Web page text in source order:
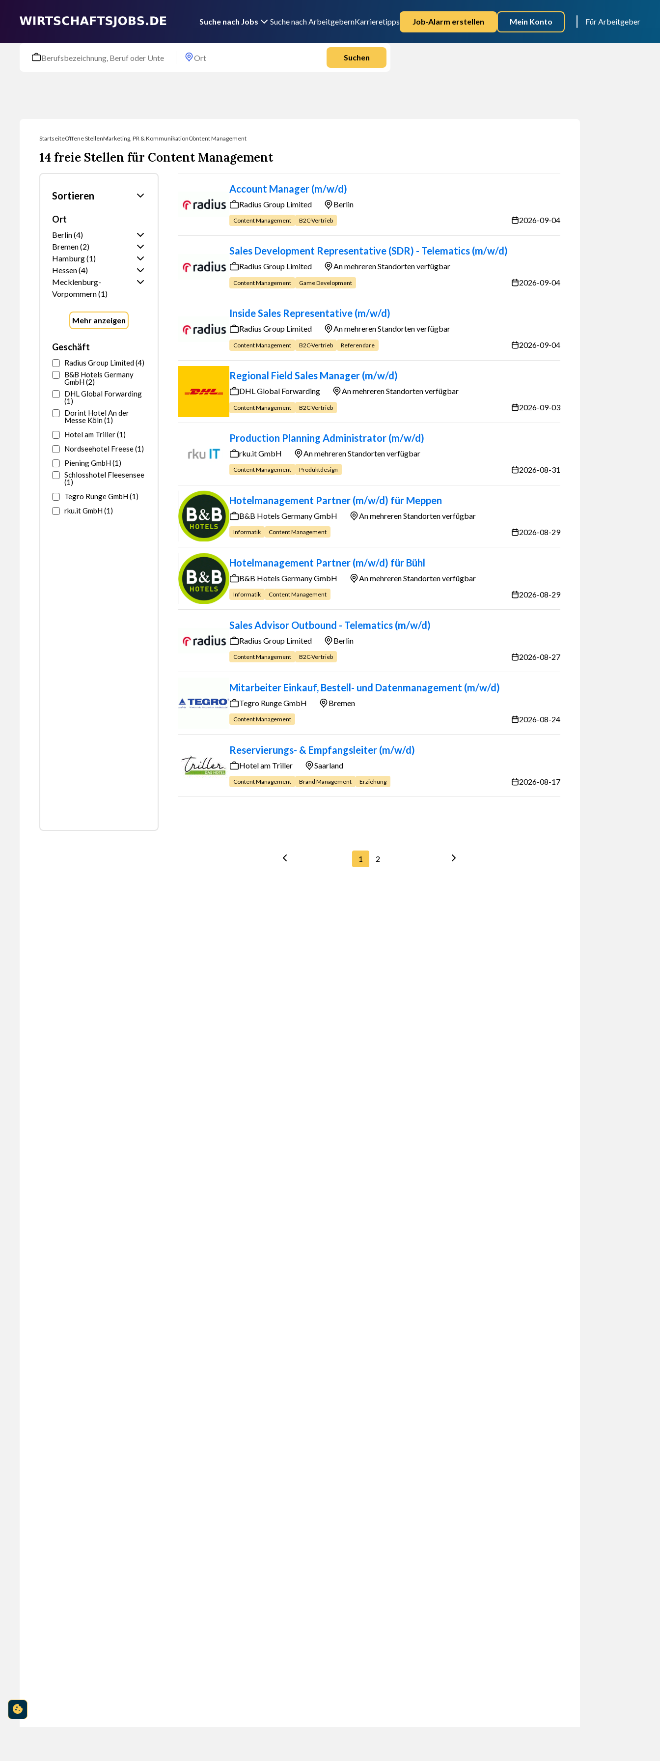
Suche nach Jobs Suche nach ArbeitgebernKarrieretipps Job-Alarm erstellen Mein Konto Für Arbeitgeber
Suchen
StartseiteOffene StellenMarketing, PR & KommunikationContent Management
14 freie Stellen für Content Management
Sortieren
Nach was
möchten Sie
sortieren?
Ort
Berlin (4)
Ganz Berlin
Bremen (2)
Ganz Bremen
Hamburg (1)
Ganz Hamburg
Hessen (4)
Ganz Hessen
Mecklenburg-
Vorpommern (1)
Vorpommern
Mehr anzeigen
Geschäft
Radius Group Limited (4)
B&B Hotels Germany
GmbH (2)
DHL Global Forwarding
(1)
Dorint Hotel An der
Messe Köln (1)
Hotel am Triller (1)
Nordseehotel Freese (1)
Piening GmbH (1)
Schlosshotel Fleesensee
(1)
Tegro Runge GmbH (1)
rku.it GmbH (1)
Account Manager (m/w/d)
Radius Group Limited Berlin
Content Management B2C-Vertrieb 2026-09-04
Sales Development Representative (SDR) - Telematics (m/w/d)
Radius Group Limited An mehreren Standorten verfügbar
Content Management Game Development 2026-09-04
Inside Sales Representative (m/w/d)
Radius Group Limited An mehreren Standorten verfügbar
Content Management B2C-Vertrieb Referendare 2026-09-04
Regional Field Sales Manager (m/w/d)
DHL Global Forwarding An mehreren Standorten verfügbar
Content Management B2C-Vertrieb 2026-09-03
Production Planning Administrator (m/w/d)
rku.it GmbH An mehreren Standorten verfügbar
Content Management Produktdesign 2026-08-31
Hotelmanagement Partner (m/w/d) für Meppen
B&B Hotels Germany GmbH An mehreren Standorten verfügbar
Informatik Content Management 2026-08-29
Hotelmanagement Partner (m/w/d) für Bühl
B&B Hotels Germany GmbH An mehreren Standorten verfügbar
Informatik Content Management 2026-08-29
Sales Advisor Outbound - Telematics (m/w/d)
Radius Group Limited Berlin
Content Management B2C-Vertrieb 2026-08-27
Mitarbeiter Einkauf, Bestell- und Datenmanagement (m/w/d)
Tegro Runge GmbH Bremen
Content Management 2026-08-24
Reservierungs- & Empfangsleiter (m/w/d)
Hotel am Triller Saarland
Content Management Brand Management Erziehung 2026-08-17
1 2